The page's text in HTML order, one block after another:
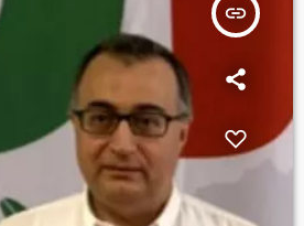
insert_link